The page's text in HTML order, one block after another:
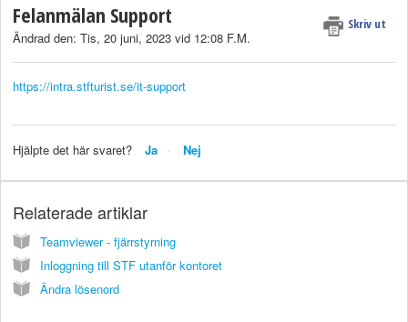
Felanmälan Support Skriv ut
Ändrad den: Tis, 20 juni, 2023 vid 12:08 F.M.
https://intra.stfturist.se/it-support
Hjälpte det här svaret? Ja Nej
Relaterade artiklar
Teamviewer - fjärrstyrning
Inloggning till STF utanför kontoret
Ändra lösenord